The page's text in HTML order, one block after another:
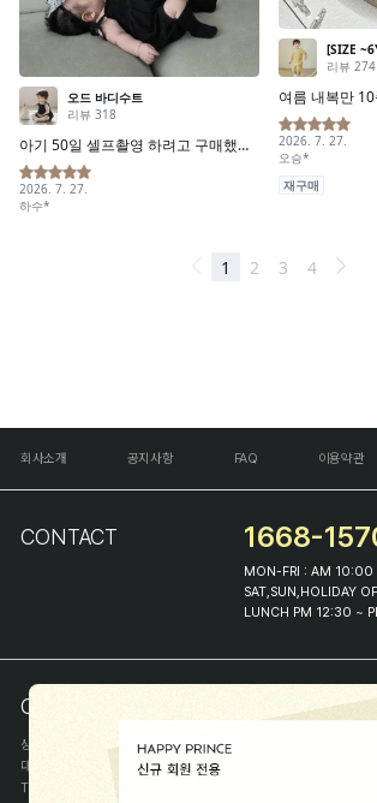
회사소개 공지사항 FAQ 이용약관
CONTACT 1668-
MON-FRI : AM
SAT,SUN,HOLIDAY
LUNCH PM 12:30 ~
COMPANY INFO
상호
(주)해피프린스
대표
이화진
TEL